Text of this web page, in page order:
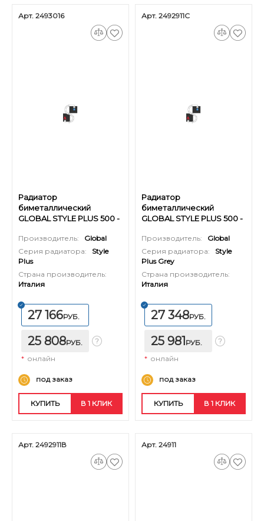
Арт. 2493016
Радиатор
биметаллический
GLOBAL STYLE PLUS 500 -
Производитель:
Global
Серия радиатора:
Style
Plus
Страна производитель:
Италия
27 166РУБ.
25 808РУБ.
* онлайн
под заказ
КУПИТЬ В 1 КЛИК
Арт. 2492911С
Радиатор
биметаллический
GLOBAL STYLE PLUS 500 -
Производитель:
Global
Серия радиатора:
Style
Plus Grey
Страна производитель:
Италия
27 348РУБ.
25 981РУБ.
* онлайн
под заказ
КУПИТЬ В 1 КЛИК
Арт. 2492911В Арт. 24911